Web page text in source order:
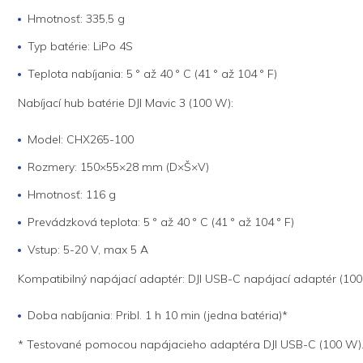
Hmotnosť: 335,5 g
Typ batérie: LiPo 4S
Teplota nabíjania: 5 ° až 40 ° C (41 ° až 104 ° F)
Nabíjací hub batérie DJI Mavic 3 (100 W):
Model: CHX265-100
Rozmery: 150×55×28 mm (D×Š×V)
Hmotnosť: 116 g
Prevádzková teplota: 5 ° až 40 ° C (41 ° až 104 ° F)
Vstup: 5-20 V, max 5 A
Kompatibilný napájací adaptér: DJI USB-C napájací adaptér
Doba nabíjania: Pribl. 1 h 10 min (jedna batéria)*
* Testované pomocou napájacieho adaptéra DJI USB-C (100 W).